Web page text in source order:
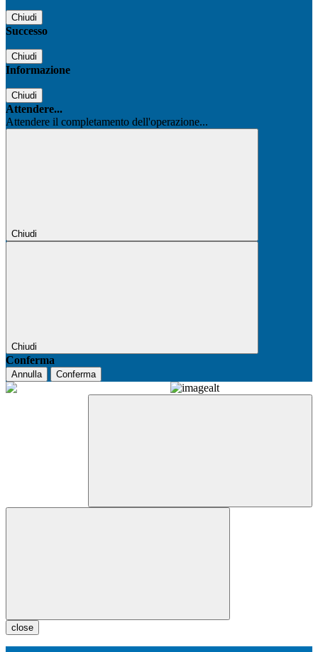
Chiudi
Successo
Chiudi
Informazione
Chiudi
Attendere...
Attendere il completamento dell'operazione...
Chiudi
Chiudi
Conferma
Annulla Conferma
close